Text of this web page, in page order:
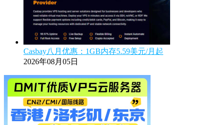
Casbay八月优惠：1GB内存5.59美元/月起
2026年08月05日